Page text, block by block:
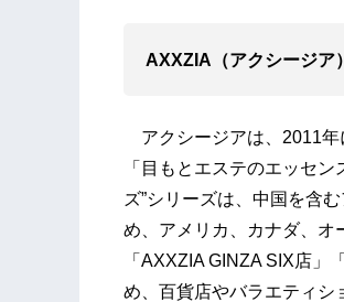
AXXZIA（アクシージア
アクシージアは、2011年
「目もとエステのエッセ
ズ”シリーズは、中国を含
め、アメリカ、カナダ、オ
「AXXZIA GINZA SIX店
め、百貨店やバラエティシ